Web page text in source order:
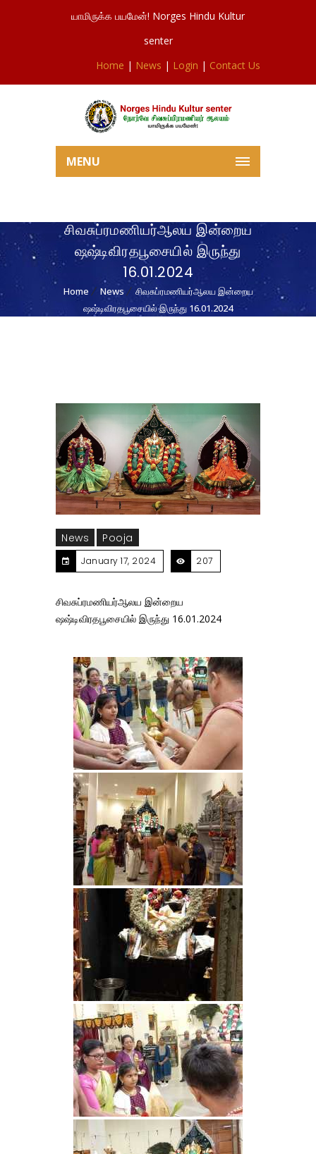
யாமிருக்க பயமேன்! Norges Hindu Kultur
senter
Home | News | Login | Contact Us
MENU
சிவசுப்ரமணியர்ஆலய இன்றைய
ஷஷ்டிவிரதபூசையில் இருந்து
16.01.2024
Home News
சிவசுப்ரமணியர்ஆலய இன்றைய
ஷஷ்டிவிரதபூசையில் இருந்து 16.01.2024
News Pooja
January 17, 2024 207
சிவசுப்ரமணியர்ஆலய இன்றைய
ஷஷ்டிவிரதபூசையில் இருந்து 16.01.2024